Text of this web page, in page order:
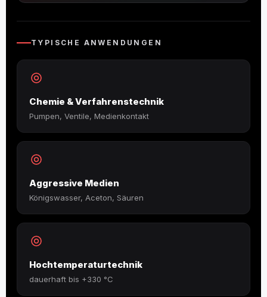
TYPISCHE ANWENDUNGEN
Chemie & Verfahrenstechnik
Pumpen, Ventile, Medienkontakt
Aggressive Medien
Königswasser, Aceton, Säuren
Hochtemperaturtechnik
dauerhaft bis +330 °C